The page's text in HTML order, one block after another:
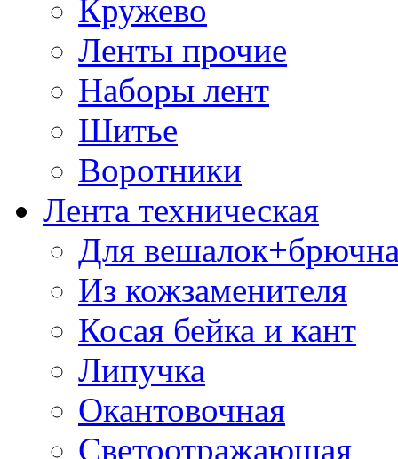
Кружево
Ленты прочие
Наборы лент
Шитье
Воротники
Лента техническая
Для
Из кожзаменителя
Косая бейка и кант
Липучка
Окантовочная
Светоотражающая